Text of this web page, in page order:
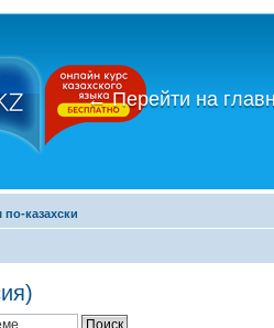
←Перейти на
казахски